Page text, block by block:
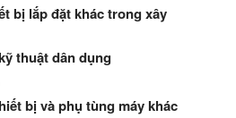
bị lắp đặt khác trong xây
thuật dân dụng
bị và phụ tùng máy khác